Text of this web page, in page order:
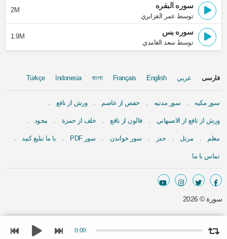
سوره البقره
توسط عمر القزابري
2M
سوره يس
توسط سعد الغامدي
1.9M
فارسی عربي English
Français
বাংলা
Indonesia
Türkçe
سور مكيه سور مدنيه حفص از عاصم ورش از نافع
ورش از نافع از الاصبهاني فالون از نافع خلف از حمزة مجود
معلم مرتل حدر سور خواندن سور PDF با ما تبلیغ کنید
تماس با ما
سورة © 2026
0:00